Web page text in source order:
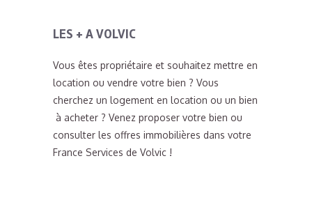
LES + A VOLVIC
Vous êtes propriétaire et souhaitez mettre en
location ou vendre votre bien ? Vous
cherchez un logement en location ou un bien
à acheter ? Venez proposer votre bien ou
consulter les offres immobilières dans votre
France Services de Volvic !